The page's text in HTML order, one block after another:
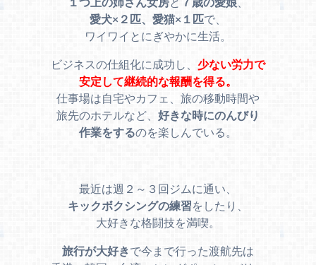
愛犬×２匹、愛猫×１匹で、
ワイワイとにぎやかに生活。
ビジネスの仕組化に成功し、 少ない労力で
安定して継続的な報酬を得る。
仕事場は自宅やカフェ、旅の移動時間や
旅先のホテルなど、 好きな時にのんびり
作業をするのを楽しんでいる。
最近は週２～３回ジムに通い、
キックボクシングの練習をしたり、
大好きな格闘技を満喫。
旅行が大好きで今まで行った渡航先は